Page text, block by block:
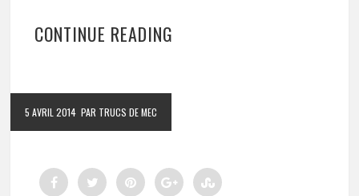
CONTINUE READING
5 AVRIL 2014 PAR TRUCS DE MEC